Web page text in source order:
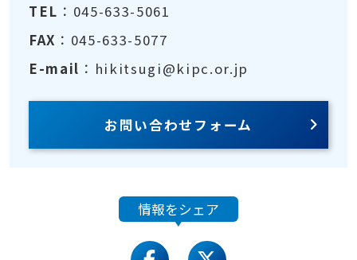
TEL ：045-633-5061
FAX ：045-633-5077
E-mail ：hikitsugi@kipc.or.jp
お問い合わせフォーム
情報をシェア